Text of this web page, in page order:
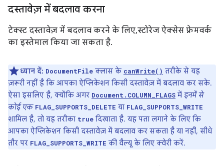
दस्तावेज़ में बदलाव करना
टेक्स्ट दस्तावेज़ में बदलाव करने के लिए, स्टोरेज ऐक्सेस फ़्रेमवर्क
का इस्तेमाल किया जा सकता है.
ध्यान दें: DocumentFile क्लास के canWrite() तरीके से यह
ज़रूरी नहीं है कि आपका ऐप्लिकेशन किसी दस्तावेज़ में बदलाव कर सके.
ऐसा इसलिए है, क्योंकि अगर Document.COLUMN_FLAGS में इनमें से
कोई एक FLAG_SUPPORTS_DELETE या FLAG_SUPPORTS_WRITE
शामिल है, तो यह तरीका true दिखाता है. यह पता लगाने के लिए कि
आपका ऐप्लिकेशन किसी दस्तावेज़ में बदलाव कर सकता है या नहीं, सीधे
तौर पर FLAG_SUPPORTS_WRITE की वैल्यू के लिए क्वेरी करें.